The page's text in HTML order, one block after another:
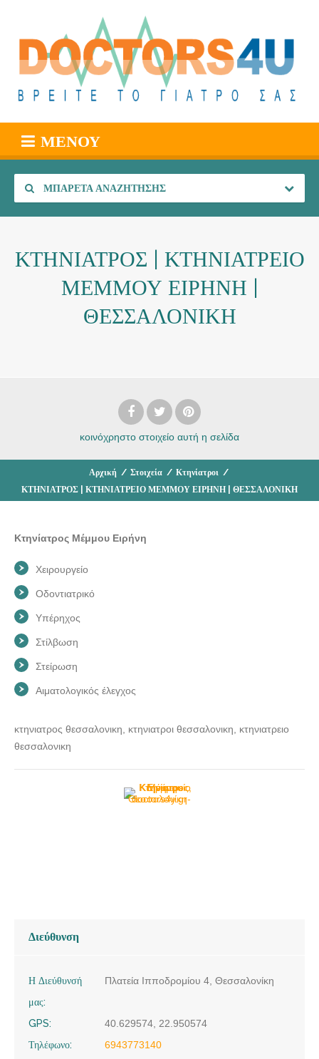
ΜΕΝΟΎ
ΜΠΑΡΈΤΑ ΑΝΑΖΉΤΗΣΗΣ
ΚΤΗΝΙΑΤΡΟΣ | ΚΤΗΝΙΑΤΡΕΙΟ
ΜΕΜΜΟΥ ΕΙΡΗΝΗ |
ΘΕΣΣΑΛΟΝΙΚΗ
κοινόχρηστο στοιχείο αυτή η σελίδα
Αρχική / Στοιχεία / Κτηνίατροι /
ΚΤΗΝΙΑΤΡΟΣ | ΚΤΗΝΙΑΤΡΕΙΟ ΜΕΜΜΟΥ ΕΙΡΗΝΗ | ΘΕΣΣΑΛΟΝΙΚΗ
Κτηνίατρος Μέμμου Ειρήνη
Χειρουργείο
Οδοντιατρικό
Υπέρηχος
Στίλβωση
Στείρωση
Αιματολογικός έλεγχος
κτηνιατρος θεσσαλονικη, κτηνιατροι θεσσαλονικη, κτηνιατρειο
θεσσαλονικη
Διεύθυνση
Η Διεύθυνσή
μας:
Πλατεία Ιπποδρομίου 4, Θεσσαλονίκη
GPS:
40.629574, 22.950574
Τηλέφωνο:
6943773140